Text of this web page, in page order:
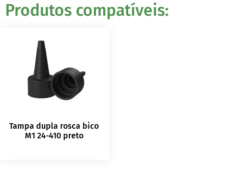
Produtos compatíveis:
Tampa dupla rosca bico
M1 24-410 preto